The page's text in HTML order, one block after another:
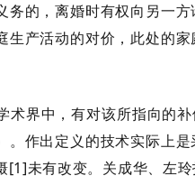
务的，离婚时有权向另一
生产活动的对价，此处的
术界中，有对该所指向的
。作出定义的技术实际上
[1]未有改变。关成华、左